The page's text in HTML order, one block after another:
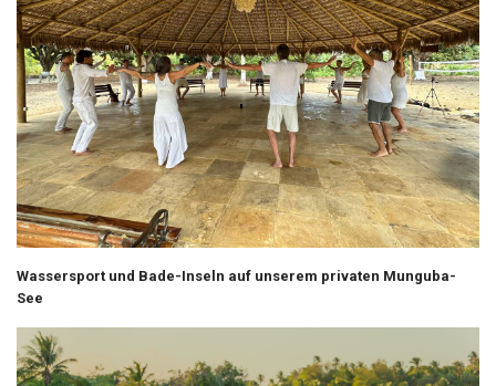
Wassersport und Bade-Inseln auf unserem privaten Munguba-
See